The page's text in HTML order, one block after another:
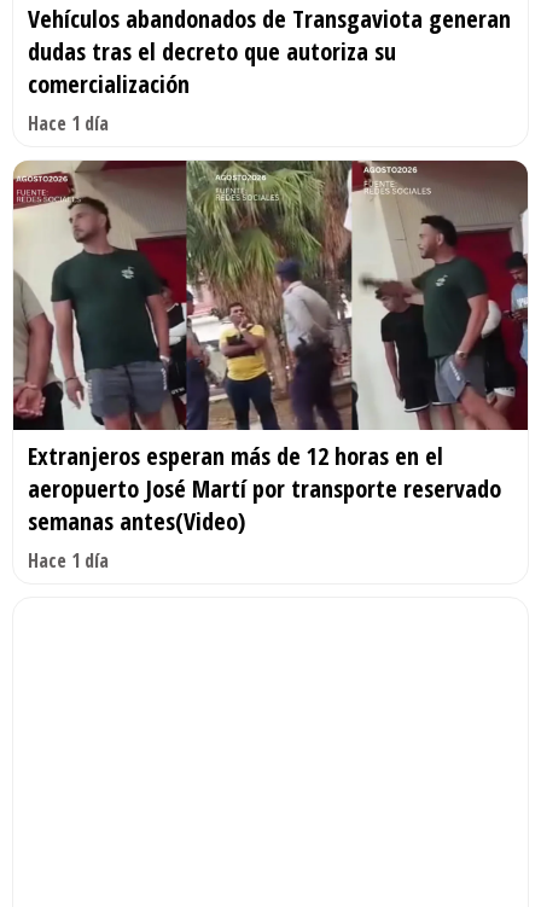
Vehículos abandonados de Transgaviota generan
dudas tras el decreto que autoriza su
comercialización
Hace 1 día
Extranjeros esperan más de 12 horas en el
aeropuerto José Martí por transporte reservado
semanas antes(Video)
Hace 1 día